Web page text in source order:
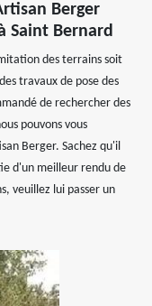
Berger
Saint Bernard
des terrains soit
travaux de pose des
de rechercher des
pouvons vous
Berger. Sachez qu'il
d'un meilleur rendu de
veuillez lui passer un